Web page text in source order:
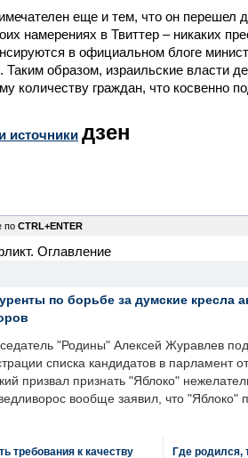
еще и тем, что он перешел
намерениях в Твиттер – никаких
в официальном блоге
образом, израильские власти
количеству граждан, что косвенно
источники дзен
по CTRL+ENTER
Оглавление
по борьбе за думские кресла
"Родины" Алексей Журавлев
списка кандидатов в
призвал признать "Яблоко"
вообще заявил, что "Яблоко"
требования к качеству
Где родился,